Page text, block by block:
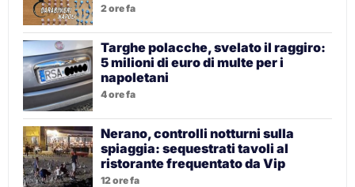
2 ore fa
Targhe polacche, svelato il raggiro:
5 milioni di euro di multe per i
napoletani
4 ore fa
Nerano, controlli notturni sulla
spiaggia: sequestrati tavoli al
ristorante frequentato da Vip
12 ore fa